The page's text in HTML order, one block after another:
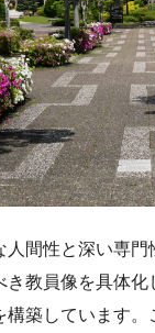
間性と深い専
教員像を具体
築しています